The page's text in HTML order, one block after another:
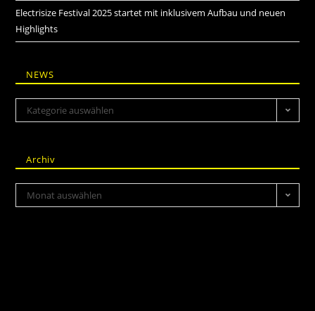
Electrisize Festival 2025 startet mit inklusivem Aufbau und neuen
Highlights
NEWS
Kategorie auswählen
Archiv
Monat auswählen